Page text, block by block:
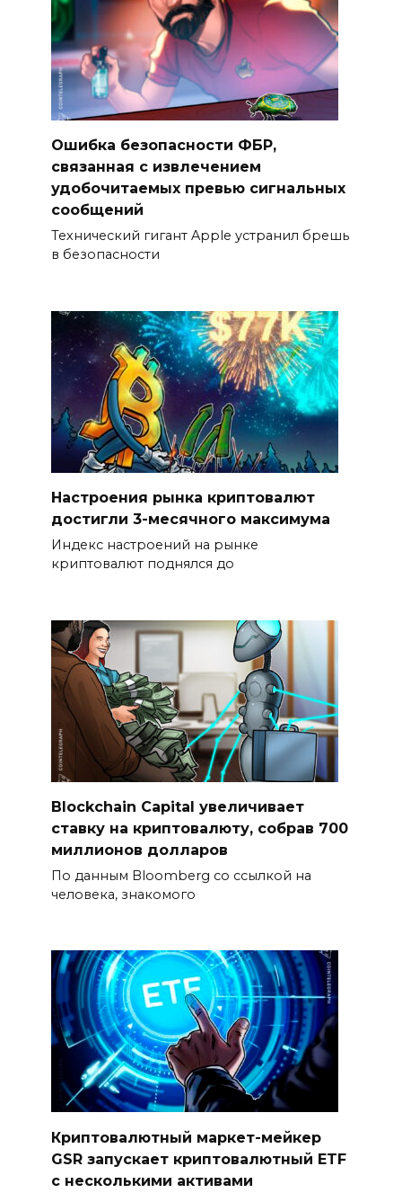
Ошибка безопасности ФБР,
связанная с извлечением
удобочитаемых превью сигнальных
сообщений
Технический гигант Apple устранил брешь
в безопасности
Настроения рынка криптовалют
достигли 3-месячного максимума
Индекс настроений на рынке
криптовалют поднялся до
Blockchain Capital увеличивает
ставку на криптовалюту, собрав 700
миллионов долларов
По данным Bloomberg со ссылкой на
человека, знакомого
Криптовалютный маркет-мейкер
GSR запускает криптовалютный ETF
с несколькими активами